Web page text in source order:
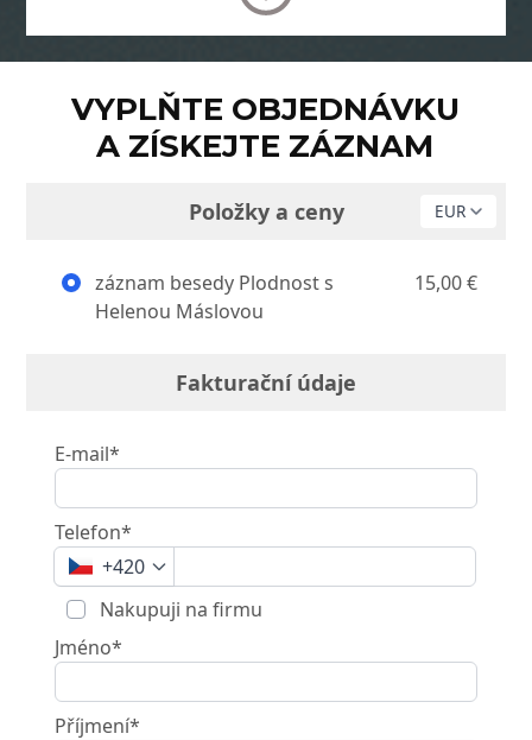
VYPLŇTE OBJEDNÁVKU
A ZÍSKEJTE ZÁZNAM
Položky a ceny
záznam besedy Plodnost s
Helenou Máslovou
15,00 €
Fakturační údaje
E-mail*
Telefon*
+420
Nakupuji na firmu
Jméno*
Příjmení*